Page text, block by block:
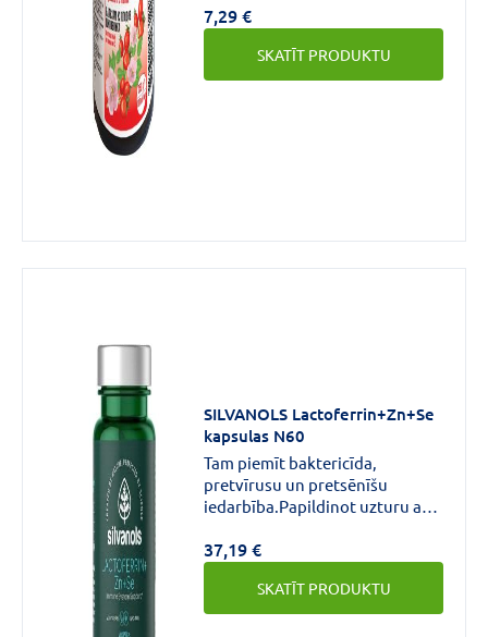
7,29 €
SKATĪT PRODUKTU
SILVANOLS Lactoferrin+Zn+Se
kapsulas N60
Tam piemīt baktericīda,
pretvīrusu un pretsēnīšu
iedarbība.Papildinot uzturu ar
vīrusu sezonā, tas būs vērtīgs
ieguvums Tavai imunitātei.
37,19 €
SKATĪT PRODUKTU